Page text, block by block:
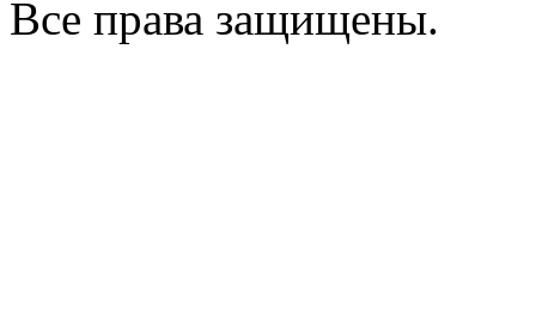
Все права защищены.